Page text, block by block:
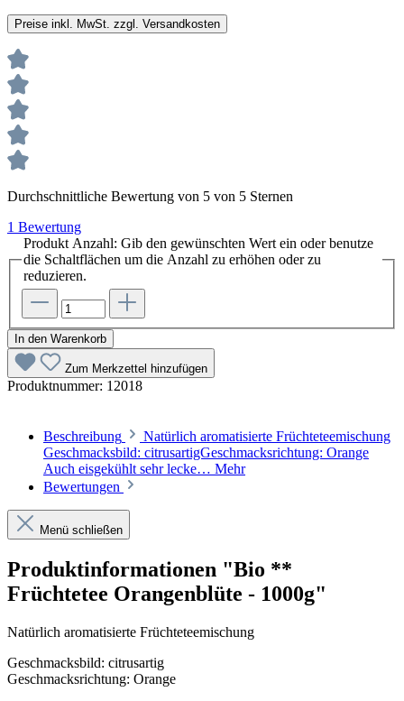
Preise inkl. MwSt. zzgl. Versandkosten
Durchschnittliche Bewertung von 5 von 5 Sternen
1 Bewertung
Produkt Anzahl: Gib den gewünschten Wert ein oder benutze
die Schaltflächen um die Anzahl zu erhöhen oder zu
reduzieren.
In den Warenkorb
Zum Merkzettel hinzufügen
Produktnummer: 12018
Beschreibung
Natürlich aromatisierte Früchteteemischung
Geschmacksbild: citrusartigGeschmacksrichtung: Orange
Auch eisgekühlt sehr lecke… Mehr
Bewertungen
Menü schließen
Produktinformationen "Bio **
Früchtetee Orangenblüte - 1000g"
Natürlich aromatisierte Früchteteemischung
Geschmacksbild: citrusartig
Geschmacksrichtung: Orange